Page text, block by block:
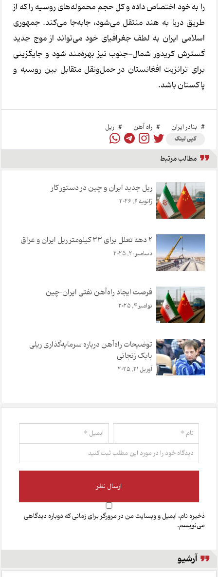
را به خود اختصاص داده و کل حجم محموله‌های روسیه را که از
طریق دریا به هند منتقل می‌شود، جابه‌جا می‌کند. جمهوری
اسلامی ایران به لطف جغرافیای خود می‌تواند از موج جدید
گسترش کریدور شمال-جنوب نیز بهره‌مند شود و جایگزینی
برای ترانزیت افغانستان در حمل‌ونقل متقابل بین روسیه و
پاکستان باشد.
# بنادر ایران # راه آهن # ریل
کپی لینک
مطالب مرتبط
ریل جدید ایران و چین در دستور کار
ژانویه 6, 2026
۲ دهه تعلل برای ۳۳ کیلومتر ریل ایران و عراق
دسامبر 20, 2025
فرصت ایجاد راه‌آهن نفتی ایران–چین
نوامبر 4, 2025
توضیحات راه‌آهن درباره سرمایه‌گذاری ریلی
بابک زنجانی
آوریل 21, 2025
ذخیره نام، ایمیل و وبسایت من در مرورگر برای زمانی که دوباره دیدگاهی
می‌نویسم.
آرشیو